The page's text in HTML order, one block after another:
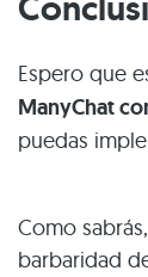
Espero que
ManyChat
puedas
Como
barbaridad